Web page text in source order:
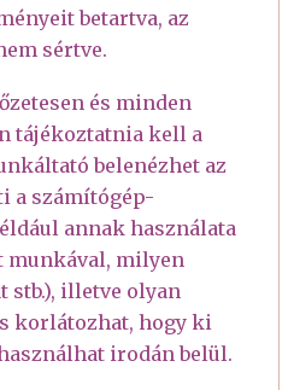
betartva, az
sértve.
és minden
tájékoztatnia kell a
belenézhet az
a számítógép-
annak használata
munkával, milyen
stb.), illetve olyan
korlátozhat, hogy ki
irodán belül.